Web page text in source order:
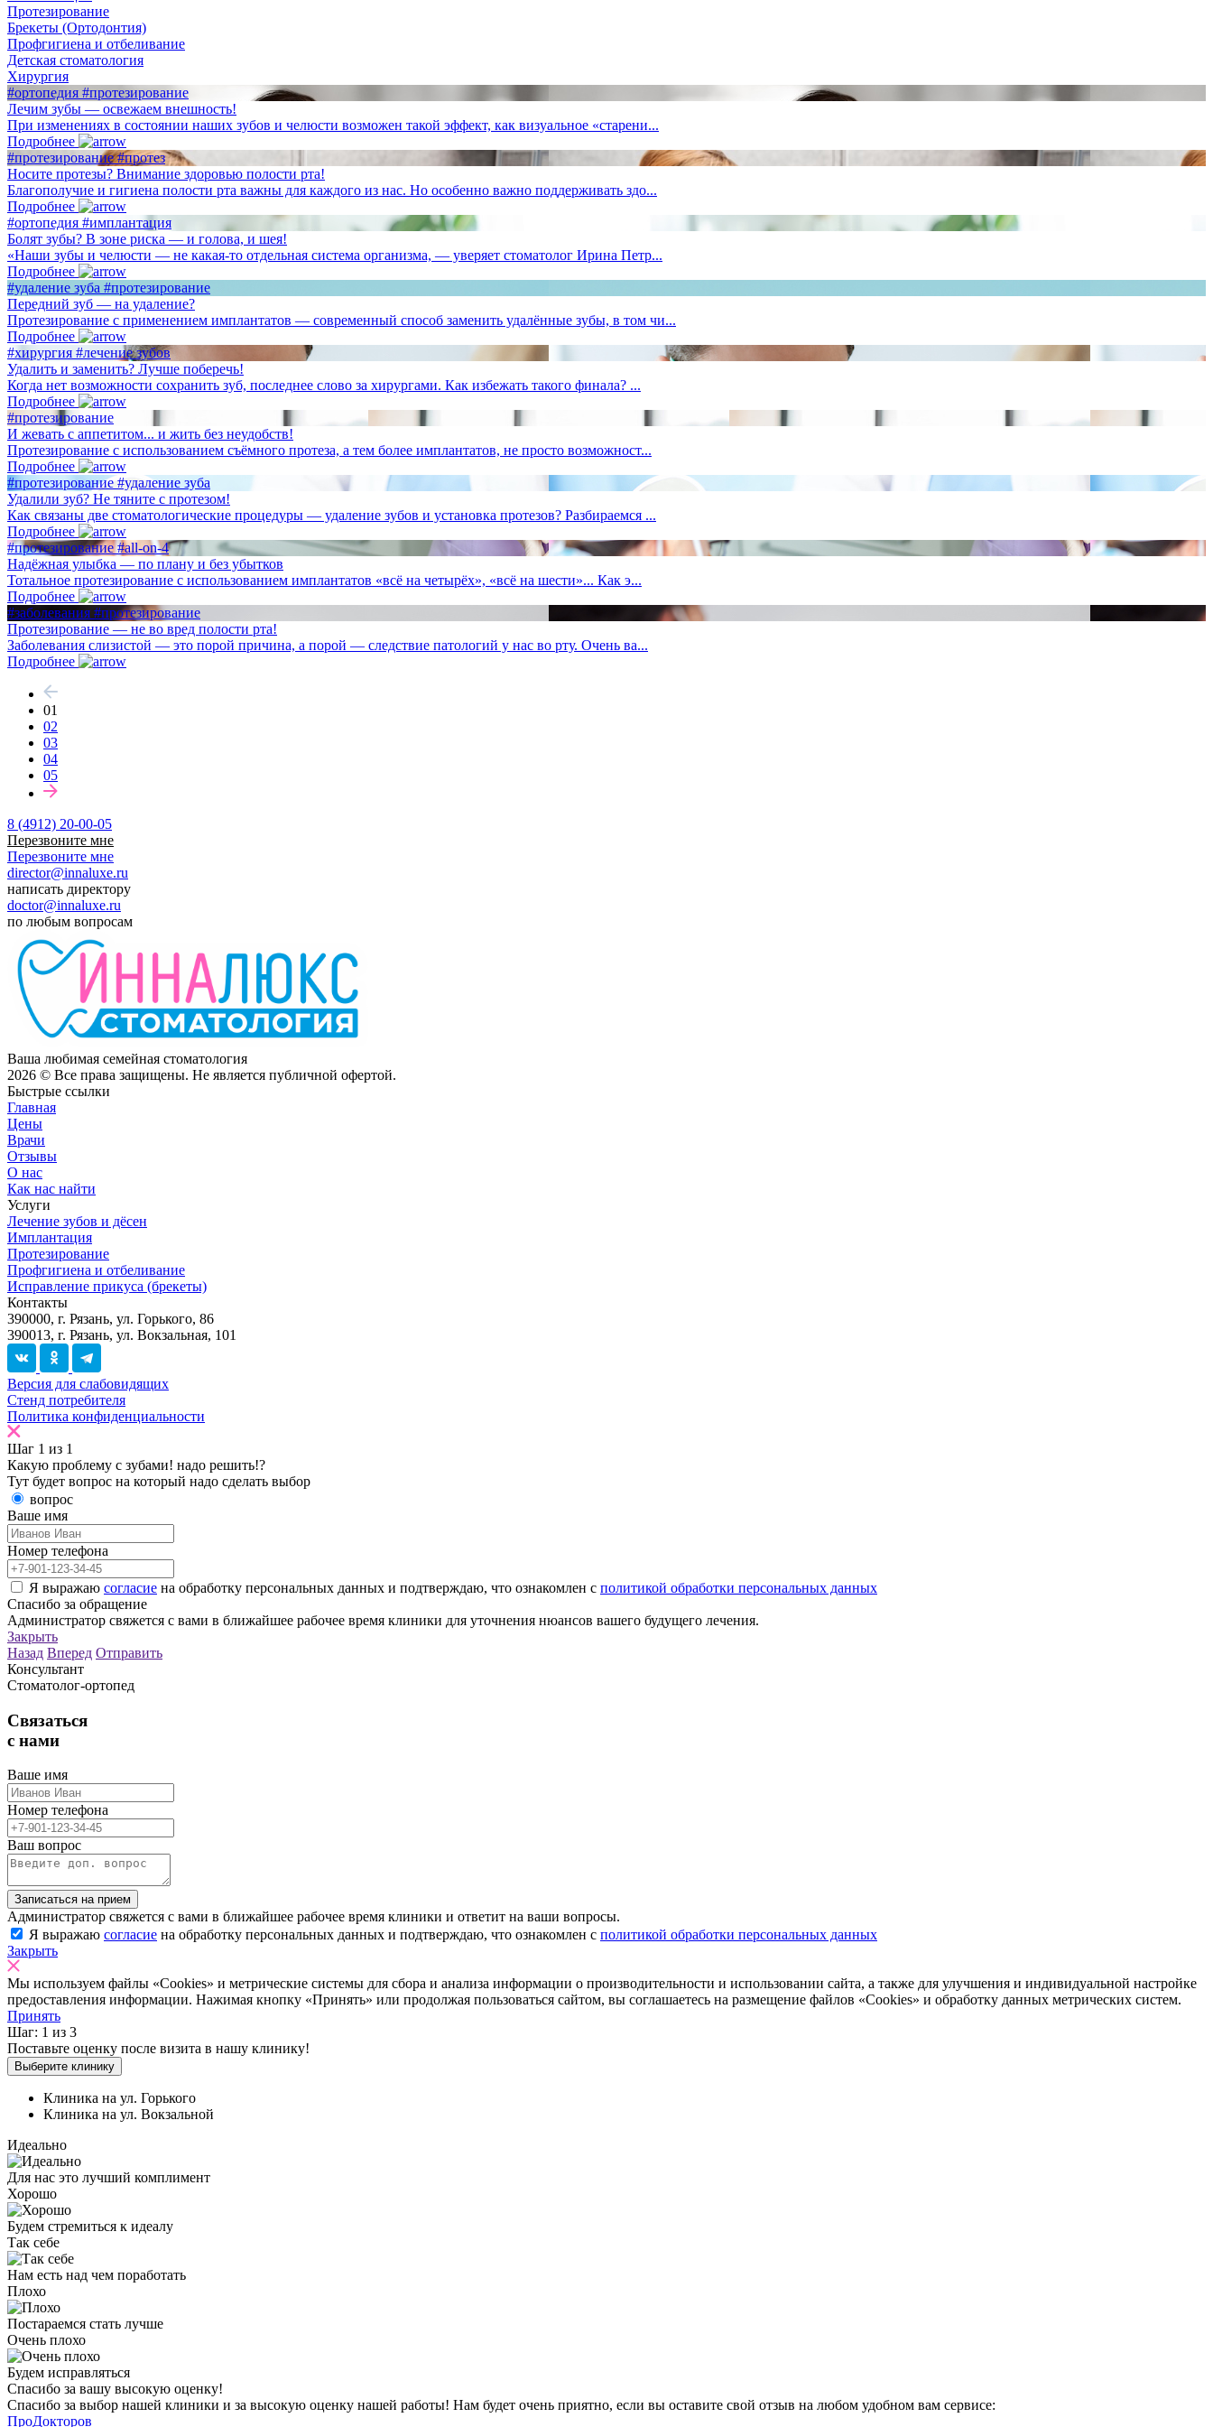
Протезирование
Брекеты (Ортодонтия)
Профгигиена и отбеливание
Детская стоматология
Хирургия
#ортопедия #протезирование
Лечим зубы — освежаем внешность!
При изменениях в состоянии наших зубов и челюсти возможен такой эффект, как визуальное «старени...
Подробнее
#протезирование #протез
Носите протезы? Внимание здоровью полости рта!
Благополучие и гигиена полости рта важны для каждого из нас. Но особенно важно поддерживать здо...
Подробнее
#ортопедия #имплантация
Болят зубы? В зоне риска — и голова, и шея!
«Наши зубы и челюсти — не какая-то отдельная система организма, — уверяет стоматолог Ирина Петр...
Подробнее
#удаление зуба #протезирование
Передний зуб — на удаление?
Протезирование с применением имплантатов — современный способ заменить удалённые зубы, в том чи...
Подробнее
#хирургия #лечение зубов
Удалить и заменить? Лучше поберечь!
Когда нет возможности сохранить зуб, последнее слово за хирургами. Как избежать такого финала? ...
Подробнее
#протезирование
И жевать с аппетитом... и жить без неудобств!
Протезирование с использованием съёмного протеза, а тем более имплантатов, не просто возможност...
Подробнее
#протезирование #удаление зуба
Удалили зуб? Не тяните с протезом!
Как связаны две стоматологические процедуры — удаление зубов и установка протезов? Разбираемся ...
Подробнее
#протезирование #all-on-4
Надёжная улыбка — по плану и без убытков
Тотальное протезирование с использованием имплантатов «всё на четырёх», «всё на шести»... Как э...
Подробнее
#заболевания #протезирование
Протезирование — не во вред полости рта!
Заболевания слизистой — это порой причина, а порой — следствие патологий у нас во рту. Очень ва...
Подробнее
01
02
03
04
05
8 (4912) 20-00-05
Перезвоните мне
Перезвоните мне
director@innaluxe.ru
написать директору
doctor@innaluxe.ru
по любым вопросам
Ваша любимая семейная стоматология
2026 © Все права защищены. Не является публичной офертой.
Быстрые ссылки
Главная
Цены
Врачи
Отзывы
О нас
Как нас найти
Услуги
Лечение зубов и дёсен
Имплантация
Протезирование
Профгигиена и отбеливание
Исправление прикуса (брекеты)
Контакты
390000, г. Рязань, ул. Горького, 86
390013, г. Рязань, ул. Вокзальная, 101
Версия для слабовидящих
Стенд потребителя
Политика конфиденциальности
Шаг 1 из 1
Какую проблему с зубами! надо решить!?
Тут будет вопрос на который надо сделать выбор
вопрос
Ваше имя
Номер телефона
Я выражаю согласие на обработку персональных данных и подтверждаю, что ознакомлен с политикой обработки персональных данных
Спасибо за обращение
Администратор свяжется с вами в ближайшее рабочее время клиники для уточнения нюансов вашего будущего лечения.
Закрыть
Назад Вперед Отправить
Консультант
Стоматолог-ортопед
Связаться
с нами
Ваше имя
Номер телефона
Ваш вопрос
Записаться на прием
Администратор свяжется с вами в ближайшее рабочее время клиники и ответит на ваши вопросы.
Я выражаю согласие на обработку персональных данных и подтверждаю, что ознакомлен с политикой обработки персональных данных
Закрыть
Мы используем файлы «Cookies» и метрические системы для сбора и анализа информации о производительности и использовании сайта, а также для улучшения и индивидуальной настройке
предоставления информации. Нажимая кнопку «Принять» или продолжая пользоваться сайтом, вы соглашаетесь на размещение файлов «Cookies» и обработку данных метрических систем.
Принять
Шаг: 1 из 3
Поставьте оценку после визита в нашу клинику!
Выберите клинику
Клиника на ул. Горького
Клиника на ул. Вокзальной
Идеально
Для нас это лучший комплимент
Хорошо
Будем стремиться к идеалу
Так себе
Нам есть над чем поработать
Плохо
Постараемся стать лучше
Очень плохо
Будем исправляться
Спасибо за вашу высокую оценку!
Спасибо за выбор нашей клиники и за высокую оценку нашей работы! Нам будет очень приятно, если вы оставите свой отзыв на любом удобном вам сервисе:
ПроДокторов